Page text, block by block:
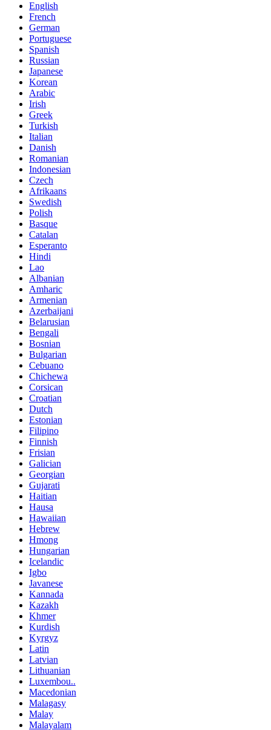
English
French
German
Portuguese
Spanish
Russian
Japanese
Korean
Arabic
Irish
Greek
Turkish
Italian
Danish
Romanian
Indonesian
Czech
Afrikaans
Swedish
Polish
Basque
Catalan
Esperanto
Hindi
Lao
Albanian
Amharic
Armenian
Azerbaijani
Belarusian
Bengali
Bosnian
Bulgarian
Cebuano
Chichewa
Corsican
Croatian
Dutch
Estonian
Filipino
Finnish
Frisian
Galician
Georgian
Gujarati
Haitian
Hausa
Hawaiian
Hebrew
Hmong
Hungarian
Icelandic
Igbo
Javanese
Kannada
Kazakh
Khmer
Kurdish
Kyrgyz
Latin
Latvian
Lithuanian
Luxembou..
Macedonian
Malagasy
Malay
Malayalam